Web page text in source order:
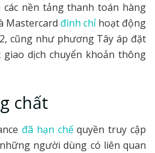
các nền tảng thanh toán hàng
Mastercard đình chỉhoạt động
cũng như phương Tây áp đặt
giao dịch chuyển khoản thông
chất
đã hạn chếquyền truy cập
người dùng có liên quan